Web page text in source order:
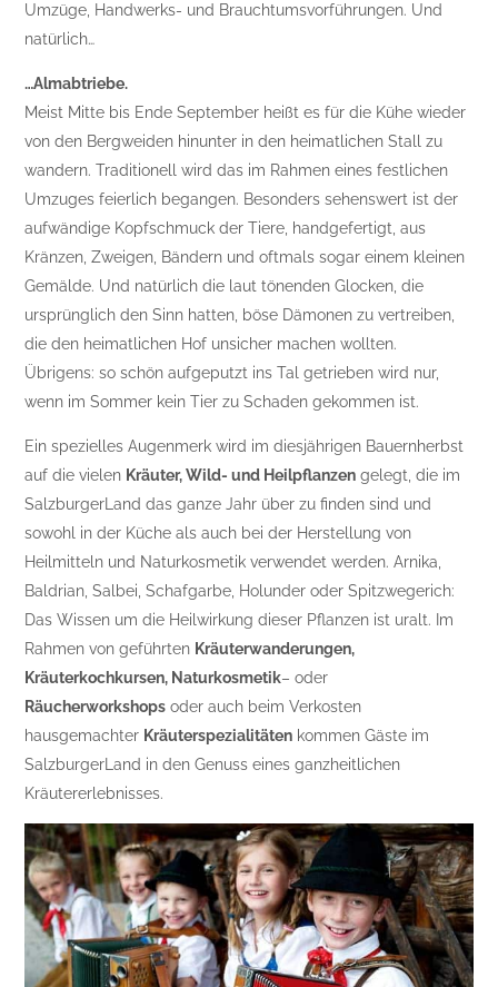
Umzüge, Handwerks- und Brauchtumsvorführungen. Und
natürlich…
…Almabtriebe.
Meist Mitte bis Ende September heißt es für die Kühe wieder
von den Bergweiden hinunter in den heimatlichen Stall zu
wandern. Traditionell wird das im Rahmen eines festlichen
Umzuges feierlich begangen. Besonders sehenswert ist der
aufwändige Kopfschmuck der Tiere, handgefertigt, aus
Kränzen, Zweigen, Bändern und oftmals sogar einem kleinen
Gemälde. Und natürlich die laut tönenden Glocken, die
ursprünglich den Sinn hatten, böse Dämonen zu vertreiben,
die den heimatlichen Hof unsicher machen wollten.
Übrigens: so schön aufgeputzt ins Tal getrieben wird nur,
wenn im Sommer kein Tier zu Schaden gekommen ist.
Ein spezielles Augenmerk wird im diesjährigen Bauernherbst
auf die vielen Kräuter, Wild- und Heilpflanzen gelegt, die im
SalzburgerLand das ganze Jahr über zu finden sind und
sowohl in der Küche als auch bei der Herstellung von
Heilmitteln und Naturkosmetik verwendet werden. Arnika,
Baldrian, Salbei, Schafgarbe, Holunder oder Spitzwegerich:
Das Wissen um die Heilwirkung dieser Pflanzen ist uralt. Im
Rahmen von geführten Kräuterwanderungen,
Kräuterkochkursen, Naturkosmetik– oder
Räucherworkshops oder auch beim Verkosten
hausgemachter Kräuterspezialitäten kommen Gäste im
SalzburgerLand in den Genuss eines ganzheitlichen
Kräutererlebnisses.